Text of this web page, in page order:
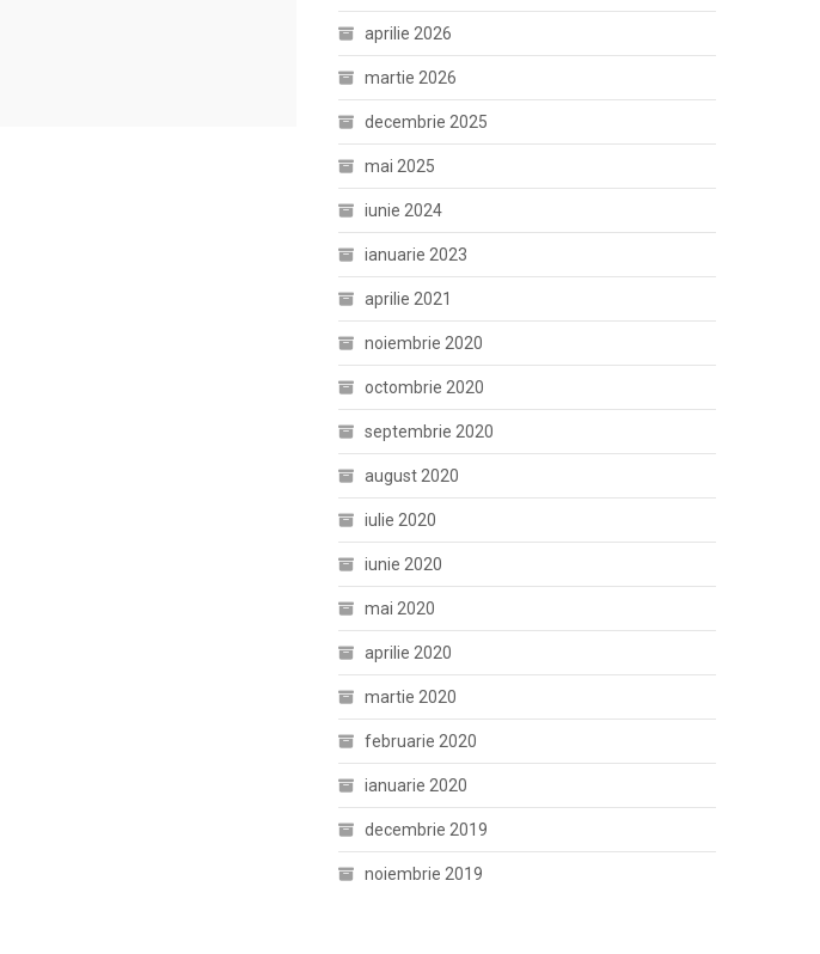
aprilie 2026
martie 2026
decembrie 2025
mai 2025
iunie 2024
ianuarie 2023
aprilie 2021
noiembrie 2020
octombrie 2020
septembrie 2020
august 2020
iulie 2020
iunie 2020
mai 2020
aprilie 2020
martie 2020
februarie 2020
ianuarie 2020
decembrie 2019
noiembrie 2019